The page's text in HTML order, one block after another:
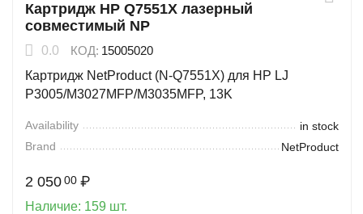
Картридж HP Q7551X лазерный
совместимый NP
0.0 КОД: 15005020
Картридж NetProduct (N-Q7551X) для HP LJ
P3005/M3027MFP/M3035MFP, 13K
Availability
in stock
Brand
NetProduct
2 050 00 ₽
Наличие: 159 шт.